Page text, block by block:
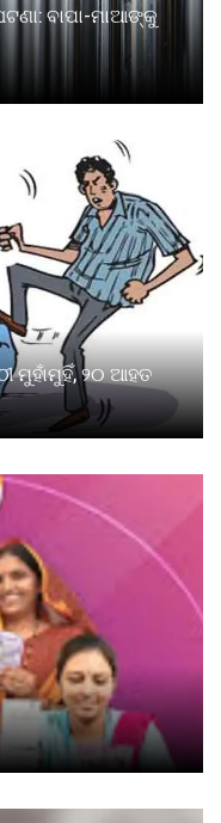
ବାପା-ମାଆଙ୍କୁ
ମୁହାଁମୁହିଁ, ୨୦ ଆହତ